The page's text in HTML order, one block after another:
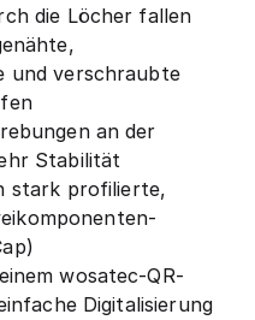
die Löcher fallen
und verschraubte
an der
Stabilität
stark profilierte,
wosatec-QR-
Digitalisierung